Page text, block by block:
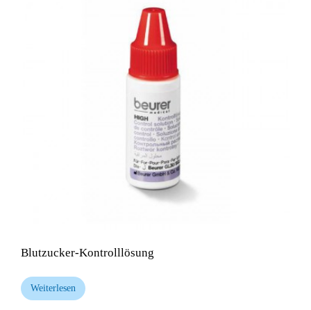
Blutzucker-Kontrolllösung
Weiterlesen